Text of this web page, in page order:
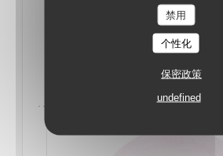
禁用
个性化
保密政策
undefined